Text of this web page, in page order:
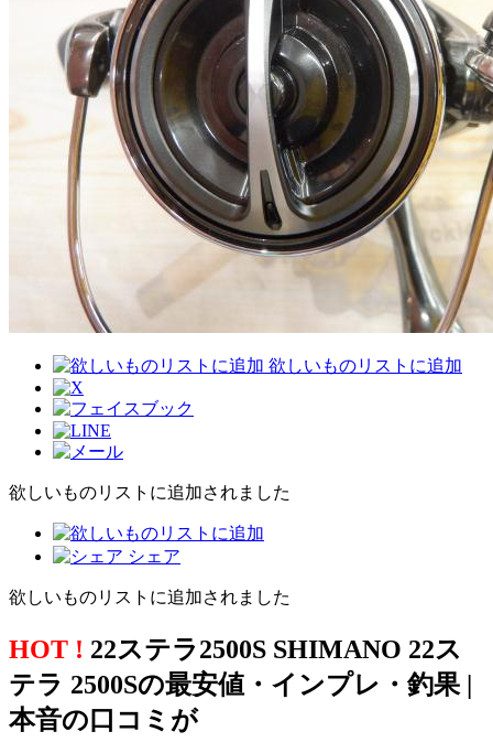
欲しいものリストに追加
欲しいものリストに追加されました
シェア
欲しいものリストに追加されました
HOT ! 22ステラ2500S SHIMANO 22ス
テラ 2500Sの最安値・インプレ・釣果 |
本音の口コミが